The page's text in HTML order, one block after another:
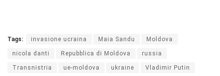
Tags: invasione ucraina Maia Sandu Moldova
nicola danti Repubblica di Moldova russia
Transnistria ue-moldova ukraine Vladimir Putin